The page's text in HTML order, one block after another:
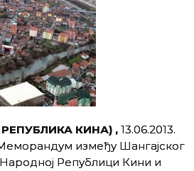
КИНА) , 13.06.2013.
између Шангајског
Републици Кини и